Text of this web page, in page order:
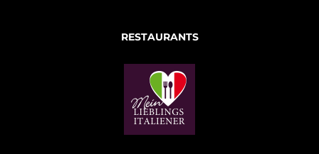
RESTAURANTS